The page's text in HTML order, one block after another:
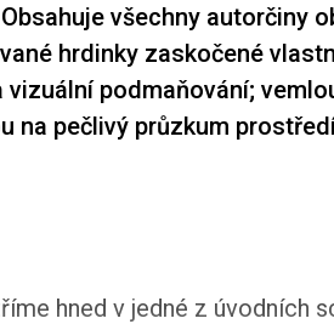
všechny autorčiny
hrdinky zaskočené
podmaňování;
na pečlivý průzkum
hned v jedné z úvodních